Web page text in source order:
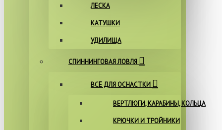
ЛЕСКА
КАТУШКИ
УДИЛИЩА
СПИННИНГОВАЯ ЛОВЛЯ
ВСЁ ДЛЯ ОСНАСТКИ
ВЕРТЛЮГИ, КАРАБИНЫ, КОЛЬЦА
КРЮЧКИ И ТРОЙНИКИ